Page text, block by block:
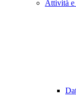
Attività e